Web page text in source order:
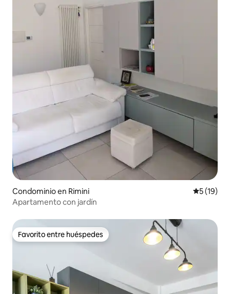
Condominio en Rimini
5 (19)
Apartamento con jardín
Favorito entre huéspedes
Favorito entre huéspedes